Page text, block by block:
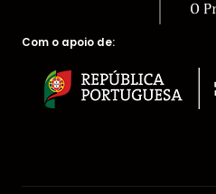
Com o apoio de: